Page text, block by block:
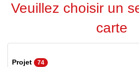
Veuillez choisir un
carte
Projet 74